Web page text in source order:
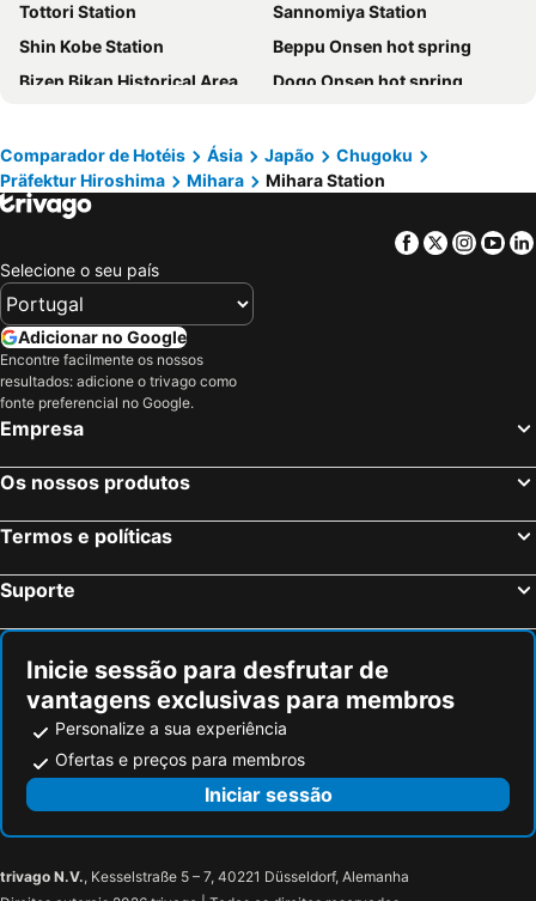
Tottori Station
Sannomiya Station
Shin Kobe Station
Beppu Onsen hot spring
Bizen Bikan Historical Area
Dogo Onsen hot spring
Matsuyama Station
Izumo Airport
Wakayama Station
Mihara Station
Shin-Onomichi Station
Higashi-Hiroshima Station
Hiroshima Industrial Hall
Hiroshima Castle
Hiroshima Prefectural Sports Center
Hiroshima Peace Memorial Park
International Conference Center Hiroshima
Tsutsumigaura Beach
Japan Toy Museum
World Hall
Shimane Prefectural Convention Center
Okayama Airport
Ogiyama Cherry blossom Garden
Comparador de Hotéis Ásia Japão
Chugoku
Präfektur Hiroshima
Mihara Mihara Station
Facebook
Twitter
Selecione o seu país
Adicionar no Google
Encontre facilmente os nossos
resultados: adicione o trivago como
fonte preferencial no Google.
Empresa
Os nossos produtos
Termos e políticas
Suporte
Inicie sessão para desfrutar de
vantagens exclusivas para membros
Personalize a sua experiência
Ofertas e preços para membros
Iniciar sessão
trivago N.V., Kesselstraße 5 – 7, 40221 Düsseldorf, Alemanha